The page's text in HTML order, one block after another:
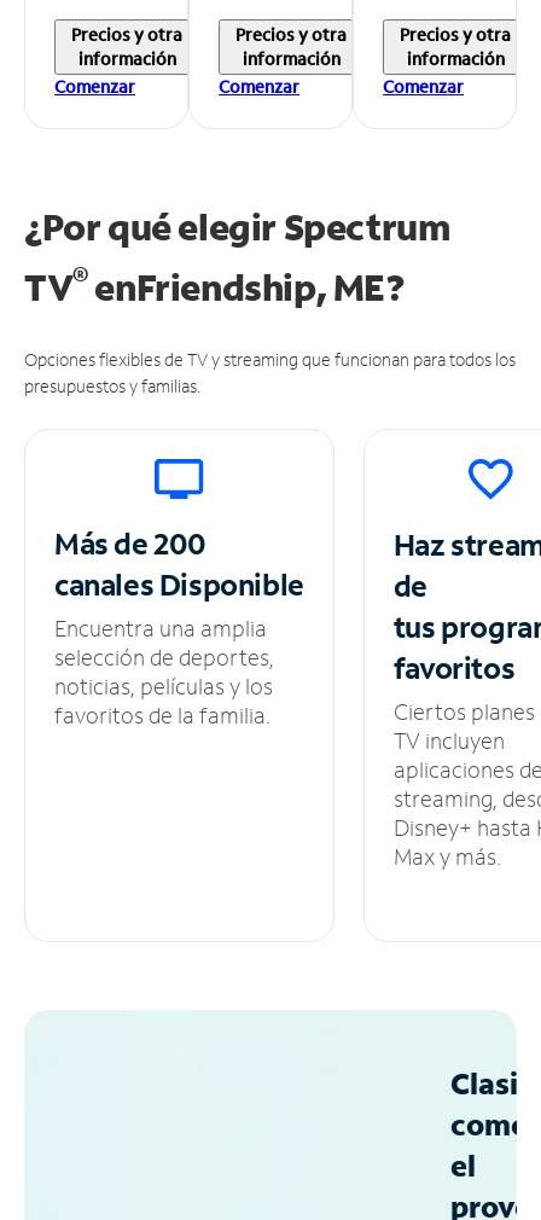
Precios y otra
información
Comenzar
Precios y otra
información
Comenzar
Precios y otra
información
Comenzar
¿Por qué elegir Spectrum
TV®enFriendship, ME?
Opciones flexibles de TV y streaming que funcionan para todos los
presupuestos y familias.
Más de 200
canalesDisponible
Encuentra una amplia
selección de deportes,
noticias, películas y los
favoritos de la familia.
Haz
de
tus
favoritos
Ciertos planes
TV incluyen
aplicaciones
streaming,
Disney+ hasta
Max y más.
como
el